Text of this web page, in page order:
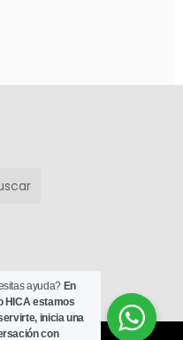
ayuda? En
HICA estamos
inicia una
con